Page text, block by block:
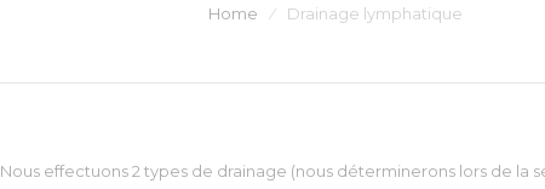
Home ⁄ Drainage lymphatique
Nous effectuons 2 types de drainage (nous déterminerons lors de